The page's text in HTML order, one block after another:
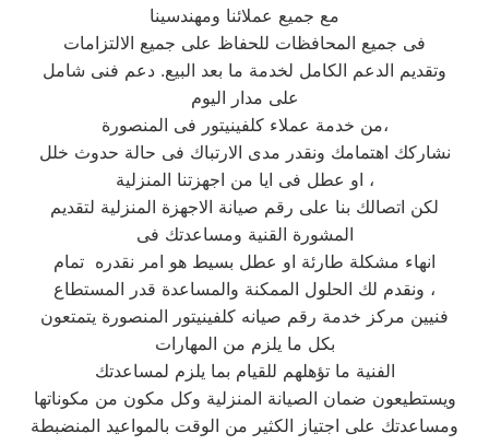
مع جميع عملائنا ومهندسينا
فى جميع المحافظات للحفاظ على جميع الالتزامات
وتقديم الدعم الكامل لخدمة ما بعد البيع. دعم فنى شامل
على مدار اليوم
من خدمة عملاء كلفينيتور فى المنصورة،
نشاركك اهتمامك ونقدر مدى الارتباك فى حالة حدوث خلل
او عطل فى ايا من اجهزتنا المنزلية ،
لكن اتصالك بنا على رقم صيانة الاجهزة المنزلية لتقديم
المشورة القنية ومساعدتك فى
انهاء مشكلة طارئة او عطل بسيط هو امر نقدره تمام
ونقدم لك الحلول الممكنة والمساعدة قدر المستطاع ،
فنيين مركز خدمة رقم صيانه كلفينيتور المنصورة يتمتعون
بكل ما يلزم من المهارات
الفنية ما تؤهلهم للقيام بما يلزم لمساعدتك
ويستطيعون ضمان الصيانة المنزلية وكل مكون من مكوناتها
ومساعدتك على اجتياز الكثير من الوقت بالمواعيد المنضبطة